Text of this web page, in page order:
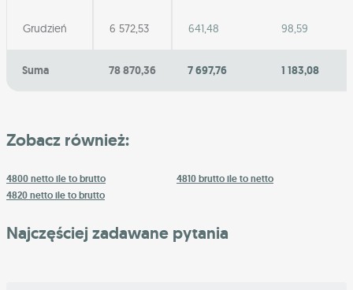
Grudzień 6 572,53 641,48 98,59
Suma 78 870,36 7 697,76 1 183,08
Zobacz również:
4800 netto ile to brutto
4810 brutto ile to netto
4820 netto ile to brutto
Najczęściej zadawane pytania